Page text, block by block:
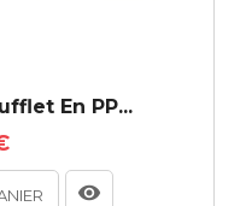
En PP...